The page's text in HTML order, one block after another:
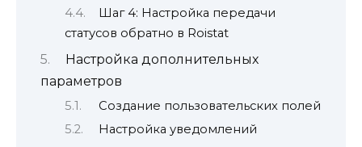
Шаг 4: Настройка передачи
статусов обратно в Roistat
Настройка дополнительных
параметров
Создание пользовательских полей
Настройка уведомлений